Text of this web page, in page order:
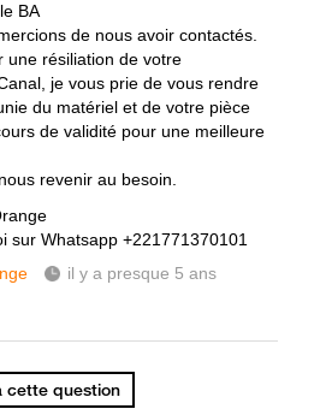
BA
de nous avoir contactés.
une résiliation de votre
je vous prie de vous rendre
du matériel et de votre pièce
de validité pour une meilleure
revenir au besoin.
sur Whatsapp +221771370101
il y a presque 5 ans
cette question